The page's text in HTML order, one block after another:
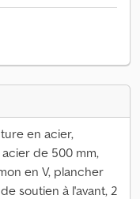
en acier,
de 500 mm,
en V, plancher
soutien à l'avant, 2